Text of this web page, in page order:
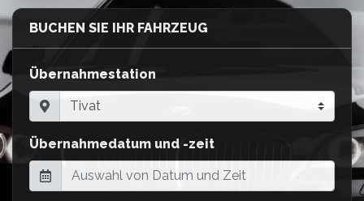
BUCHEN SIE IHR FAHRZEUG
Übernahmestation
Übernahmedatum und -zeit